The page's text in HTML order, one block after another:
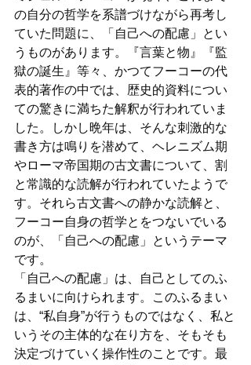
の自分の哲学を系譜づけながら再考し
ていた問題に、「自己への配慮」とい
うものがあります。『言葉と物』『監
獄の誕生』等々、かつてフーコーの代
表的著作の中では、歴史的資料につい
ての驚きに満ちた解釈が行われていま
した。しかし晩年は、そんな刺激的な
書き方は鳴りを潜めて、ヘレニズム期
やローマ帝国期の古文書について、割
と常識的な読解が行われていたようで
す。それら古文書への静かな読解と、
フーコー自身の哲学とをつないでいる
のが、「自己への配慮」というテーマ
です。
「自己への配慮」は、自己としてのふ
るまいに向けられます。このふるまい
は、“私自身”が行うものではなく、私と
いうその主体的な在り方を、そもそも
決定づけていく操作性のことです。最